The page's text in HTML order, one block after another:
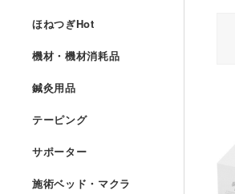
ほねつぎHot
機材・機材消耗品
鍼灸用品
テーピング
サポーター
施術ベッド・マクラ